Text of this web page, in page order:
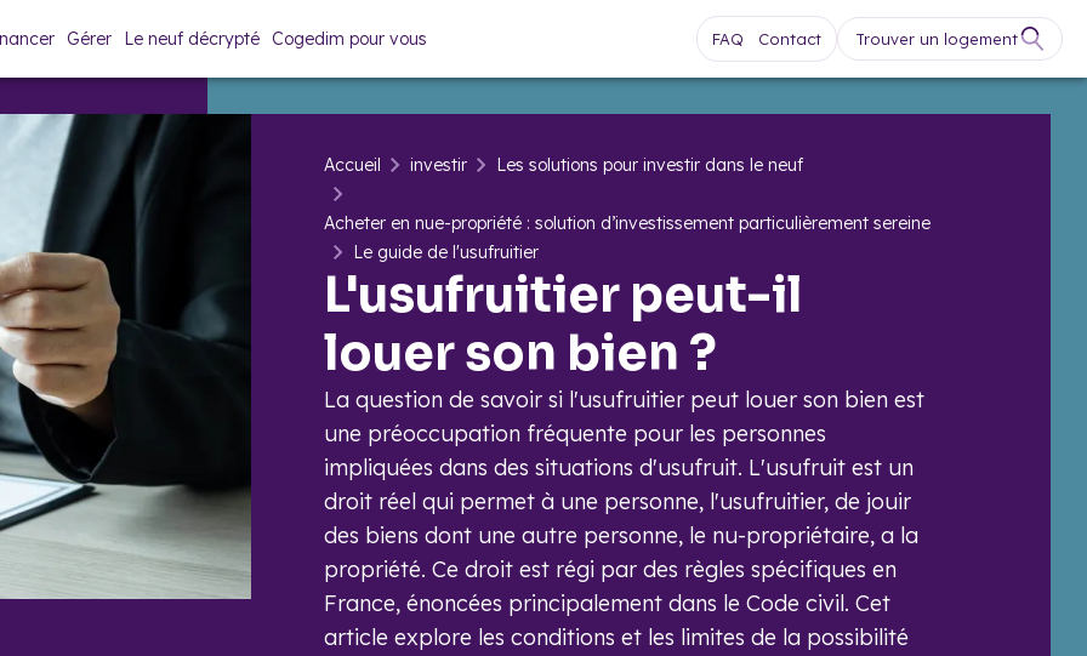
Gérer Le neuf décrypté Cogedim pour vous FAQ Contact Trouver un logement
Accueil investir Les solutions pour investir dans le neuf
Acheter en nue-propriété : solution d’investissement particulièrement sereine
Le guide de l'usufruitier
L'usufruitier peut-il
louer son bien ?
La question de savoir si l'usufruitier peut louer son bien est
une préoccupation fréquente pour les personnes
impliquées dans des situations d'usufruit. L'usufruit est un
droit réel qui permet à une personne, l'usufruitier, de jouir
des biens dont une autre personne, le nu-propriétaire, a la
propriété. Ce droit est régi par des règles spécifiques en
France, énoncées principalement dans le Code civil. Cet
article explore les conditions et les limites de la possibilité